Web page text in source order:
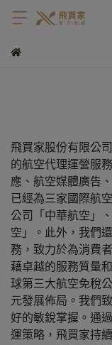
飛買家股份有限公
的航空代理運營服
應、航空媒體廣告
已經為三家國際航
公司「中華航空」
空」。此外，我們
務，致力於為消費
藉卓越的服務質量
球第三大航空免稅
元發展佈局。我們
好的敏銳掌握。通
運策略，飛買家持